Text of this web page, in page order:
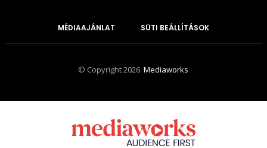
MÉDIAAJÁNLAT SÜTI BEÁLLÍTÁSOK
© Copyright 2026.Mediaworks